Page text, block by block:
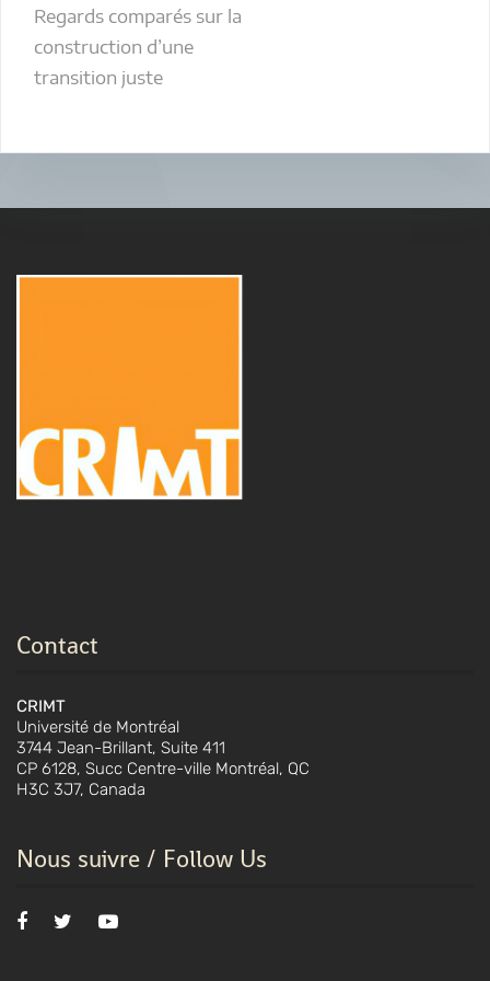
Regards comparés sur la
construction d’une
transition juste
Contact
CRIMT
Université de Montréal
3744 Jean-Brillant, Suite 411
CP 6128, Succ Centre-ville Montréal, QC
H3C 3J7, Canada
Nous suivre / Follow Us